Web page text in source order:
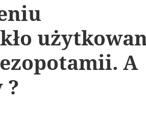
A
?